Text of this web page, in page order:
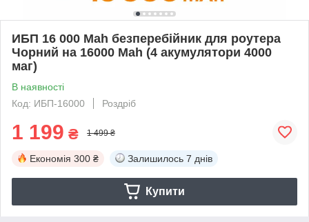
ИБП 16 000 Mah безперебійник для роутера
Чорний на 16000 Mah (4 акумулятори 4000
маг)
В наявності
Код: ИБП-16000
Роздріб
1 199 ₴ 1 499 ₴
Економія 300 ₴ Залишилось 7 днів
Купити